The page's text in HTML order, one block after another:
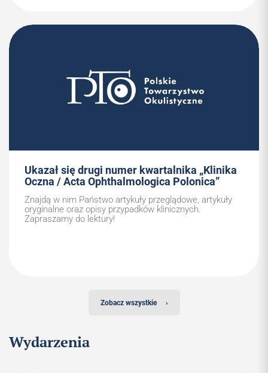
Ukazał się drugi numer kwartalnika „Klinika
Oczna / Acta Ophthalmologica Polonica”
Znajdą w nim Państwo artykuły przeglądowe, artykuły
oryginalne oraz opisy przypadków klinicznych.
Zapraszamy do lektury!
Zobacz wszystkie ›
Wydarzenia